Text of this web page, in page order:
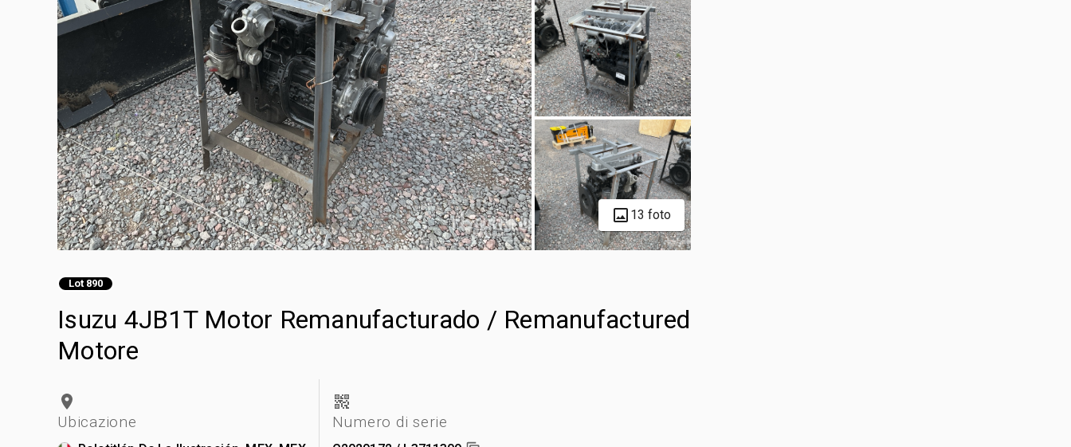
13 foto
Lot 890
Isuzu 4JB1T Motor Remanufacturado / Remanufactured
Motore
Ubicazione Numero di serie